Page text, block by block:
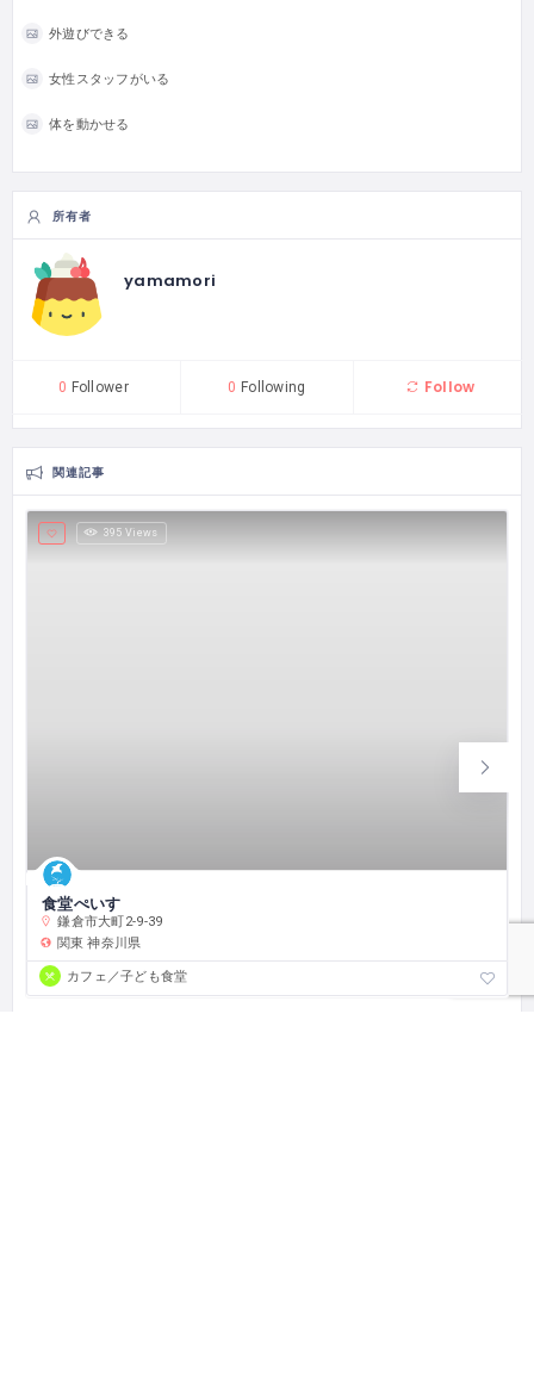
外遊びできる
女性スタッフがいる
体を動かせる
所有者
yamamori
0 Follower 0 Following Follow
関連記事
395 Views
食堂ぺいす
鎌倉市大町2-9-39
関東 神奈川県
カフェ／子ども食堂